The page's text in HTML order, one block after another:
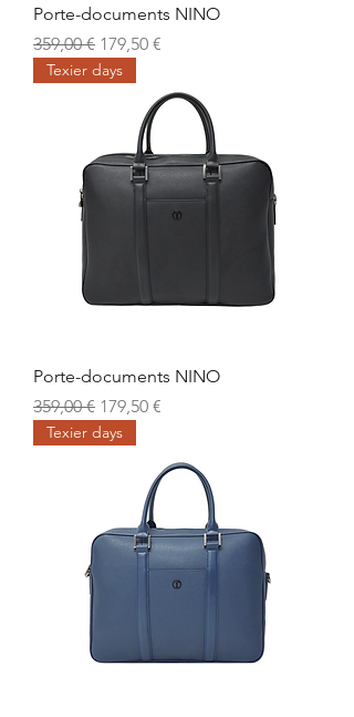
Porte-documents NINO
Prix original
359,00 € Prix promotionnel
179,50 €
Texier days
Porte-documents NINO
Prix original
359,00 € Prix promotionnel
179,50 €
Texier days